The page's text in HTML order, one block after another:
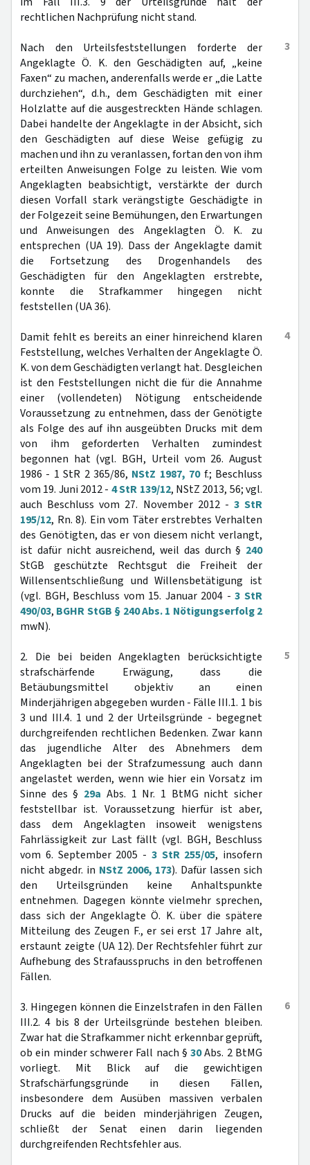
rechtlichen Nachprüfung nicht stand.
3
Nach den Urteilsfeststellungen forderte der
Angeklagte Ö. K. den Geschädigten auf, „keine
Faxen“ zu machen, anderenfalls werde er „die Latte
durchziehen“, d.h., dem Geschädigten mit einer
Holzlatte auf die ausgestreckten Hände schlagen.
Dabei handelte der Angeklagte in der Absicht, sich
den Geschädigten auf diese Weise gefügig zu
machen und ihn zu veranlassen, fortan den von ihm
erteilten Anweisungen Folge zu leisten. Wie vom
Angeklagten beabsichtigt, verstärkte der durch
diesen Vorfall stark verängstigte Geschädigte in
der Folgezeit seine Bemühungen, den Erwartungen
und Anweisungen des Angeklagten Ö. K. zu
entsprechen (UA 19). Dass der Angeklagte damit
die Fortsetzung des Drogenhandels des
Geschädigten für den Angeklagten erstrebte,
konnte die Strafkammer hingegen nicht
feststellen (UA 36).
4
Damit fehlt es bereits an einer hinreichend klaren
Feststellung, welches Verhalten der Angeklagte Ö.
K. von dem Geschädigten verlangt hat. Desgleichen
ist den Feststellungen nicht die für die Annahme
einer (vollendeten) Nötigung entscheidende
Voraussetzung zu entnehmen, dass der Genötigte
als Folge des auf ihn ausgeübten Drucks mit dem
von ihm geforderten Verhalten zumindest
begonnen hat (vgl. BGH, Urteil vom 26. August
1986 - 1 StR 2 365/86, NStZ 1987, 70f.; Beschluss
vom 19. Juni 2012 - 4 StR 139/12, NStZ 2013, 56; vgl.
auch Beschluss vom 27. November 2012 - 3 StR
195/12, Rn. 8). Ein vom Täter erstrebtes Verhalten
des Genötigten, das er von diesem nicht verlangt,
ist dafür nicht ausreichend, weil das durch § 240
StGB geschützte Rechtsgut die Freiheit der
Willensentschließung und Willensbetätigung ist
(vgl. BGH, Beschluss vom 15. Januar 2004 -3 StR
490/03, BGHR StGB § 240 Abs. 1 Nötigungserfolg 2
mwN).
5
2. Die bei beiden Angeklagten berücksichtigte
strafschärfende Erwägung, dass die
Betäubungsmittel objektiv an einen
Minderjährigen abgegeben wurden - Fälle III.1. 1 bis
3 und III.4. 1 und 2 der Urteilsgründe - begegnet
durchgreifenden rechtlichen Bedenken. Zwar kann
das jugendliche Alter des Abnehmers dem
Angeklagten bei der Strafzumessung auch dann
angelastet werden, wenn wie hier ein Vorsatz im
Sinne des § 29a Abs. 1 Nr. 1 BtMG nicht sicher
feststellbar ist. Voraussetzung hierfür ist aber,
dass dem Angeklagten insoweit wenigstens
Fahrlässigkeit zur Last fällt (vgl. BGH, Beschluss
vom 6. September 2005 - 3 StR 255/05, insofern
nicht abgedr. in NStZ 2006, 173). Dafür lassen sich
den Urteilsgründen keine Anhaltspunkte
entnehmen. Dagegen könnte vielmehr sprechen,
dass sich der Angeklagte Ö. K. über die spätere
Mitteilung des Zeugen F., er sei erst 17 Jahre alt,
erstaunt zeigte (UA 12). Der Rechtsfehler führt zur
Aufhebung des Strafausspruchs in den betroffenen
Fällen.
6
3. Hingegen können die Einzelstrafen in den Fällen
III.2. 4 bis 8 der Urteilsgründe bestehen bleiben.
Zwar hat die Strafkammer nicht erkennbar geprüft,
ob ein minder schwerer Fall nach §30Abs. 2 BtMG
vorliegt. Mit Blick auf die gewichtigen
Strafschärfungsgründe in diesen Fällen,
insbesondere dem Ausüben massiven verbalen
Drucks auf die beiden minderjährigen Zeugen,
schließt der Senat einen darin liegenden
durchgreifenden Rechtsfehler aus.